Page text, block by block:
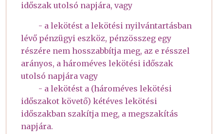
időszak utolsó napjára, vagy
- a lekötést a lekötési nyilvántartásban
lévő pénzügyi eszköz, pénzösszeg egy
részére nem hosszabbítja meg, az e résszel
arányos, a hároméves lekötési időszak
utolsó napjára vagy
- a lekötést a (hároméves lekötési
időszakot követő) kétéves lekötési
időszakban szakítja meg, a megszakítás
napjára.